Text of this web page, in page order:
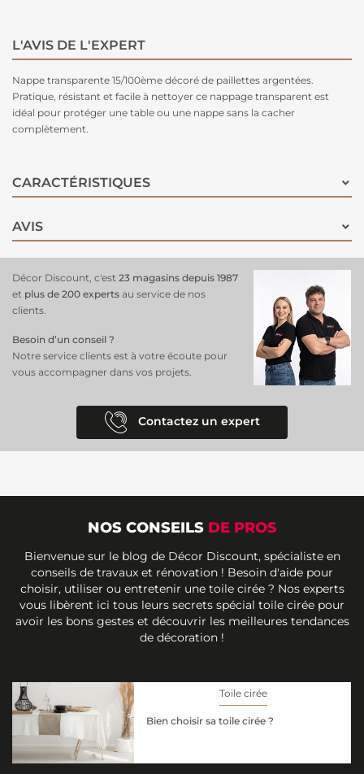
L'AVIS DE L'EXPERT
Nappe transparente 15/100ème décoré de paillettes argentées.
Pratique, résistant et facile à nettoyer ce nappage transparent est
idéal pour protéger une table ou une nappe sans la cacher
complètement.
CARACTÉRISTIQUES
AVIS
Décor Discount, c'est 23 magasins depuis 1987
et plus de 200 experts au service de nos
clients.
Besoin d’un conseil ?
Notre service clients est à votre écoute pour
vous accompagner dans vos projets.
Contactez un expert
NOS CONSEILS DE PROS
Bienvenue sur le blog de Décor Discount, spécialiste en
conseils de travaux et rénovation ! Besoin d'aide pour
choisir, utiliser ou entretenir une toile cirée ? Nos experts
vous libèrent ici tous leurs secrets spécial toile cirée pour
avoir les bons gestes et découvrir les meilleures tendances
de décoration !
Toile cirée
Bien choisir sa toile cirée ?